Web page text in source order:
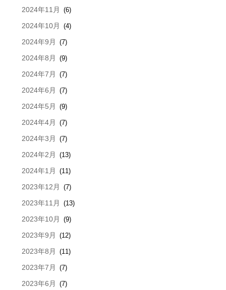
2024年11月 (6)
2024年10月 (4)
2024年9月 (7)
2024年8月 (9)
2024年7月 (7)
2024年6月 (7)
2024年5月 (9)
2024年4月 (7)
2024年3月 (7)
2024年2月 (13)
2024年1月 (11)
2023年12月 (7)
2023年11月 (13)
2023年10月 (9)
2023年9月 (12)
2023年8月 (11)
2023年7月 (7)
2023年6月 (7)